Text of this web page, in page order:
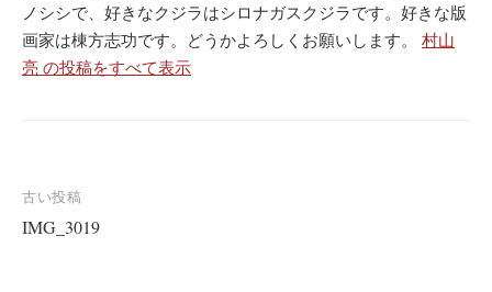
ノシシで、好きなクジラはシロナガスクジラです。好きな版
画家は棟方志功です。どうかよろしくお願いします。 村山
亮 の投稿をすべて表示
投
稿
古い投稿
IMG_3019